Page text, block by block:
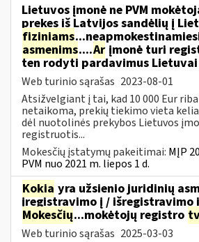
Lietuvos įmonė ne PVM
prekes iš Latvijos sandėlių į
fiziniams
asmenims....Ar įmonė turi
ten rodyti pardavimus
Web turinio sąrašas 2023-08-01
Atsižvelgiant į tai, kad 10 000 Eur
netaikoma, prekių tiekimo vieta
dėl nuotolinės prekybos Lietuvos
registruotis...
Mokesčių įstatymų pakeitimai: MĮP
PVM nuo 2021 m. liepos 1 d.
Kokia yra užsienio juridinių
įregistravimo į / išregistravimo
Mokesčių...mokėtojų registro
Web turinio sąrašas 2025-03-03